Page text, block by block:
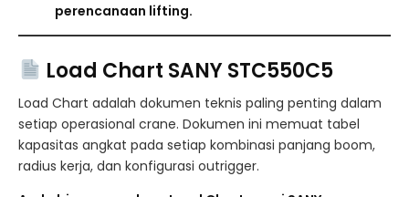
perencanaan lifting.
Load Chart SANY STC550C5
Load Chart adalah dokumen teknis paling penting dalam
setiap operasional crane. Dokumen ini memuat tabel
kapasitas angkat pada setiap kombinasi panjang boom,
radius kerja, dan konfigurasi outrigger.